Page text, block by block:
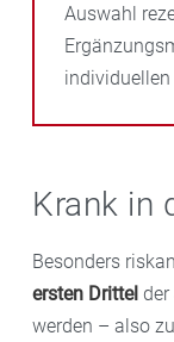
Auswahl
Krank in
Besonders
ersten Drittel
werden – also